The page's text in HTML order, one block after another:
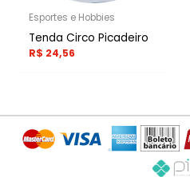
Esportes e Hobbies
Tenda Circo Picadeiro
R$ 24,56